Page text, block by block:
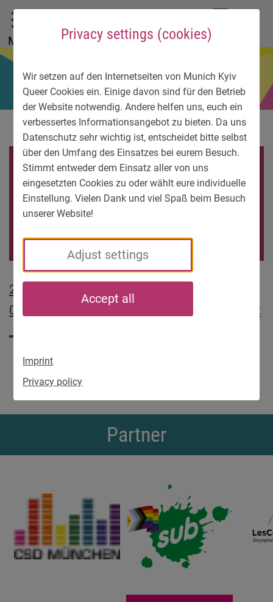
Privacy settings (cookies)
Wir setzen auf den Internetseiten von Munich Kyiv
Queer Cookies ein. Einige davon sind für den Betrieb
der Website notwendig. Andere helfen uns, euch ein
verbessertes Informationsangebot zu bieten. Da uns
Datenschutz sehr wichtig ist, entscheidet bitte selbst
über den Umfang des Einsatzes bei eurem Besuch.
Stimmt entweder dem Einsatz aller von uns
eingesetzten Cookies zu oder wählt eure individuelle
Einstellung. Vielen Dank und viel Spaß beim Besuch
unserer Website!
Adjust settings
Accept all
Imprint
Privacy policy
To main menu
To language menu
To search
To content
To service information
Menu
2012-10-
01_Sub_PR_Munich’s_LGB
T_groups_support_Kyiv
2012-10-
01_Sub_PR_Munich's_LGBT_groups_support
Partner